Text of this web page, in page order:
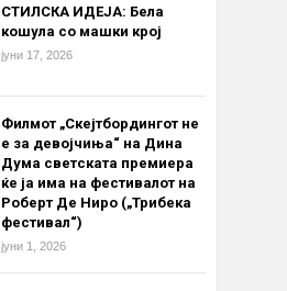
СТИЛСКА ИДЕЈА: Бела
кошула со машки крој
јуни 17, 2026
Филмот „Скејтбордингот не
е за девојчиња“ на Дина
Дума светската премиера
ќе ја има на фестивалот на
Роберт Де Ниро („Трибека
фестивал“)
јуни 1, 2026